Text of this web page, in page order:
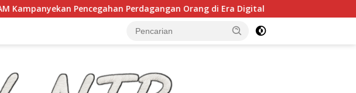
Perdagangan Orang di Era Digital NTB Selangkah Lagi Terapkan